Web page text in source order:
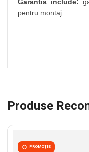
Garantia include:
pentru montaj.
Produse
PROMOȚIE